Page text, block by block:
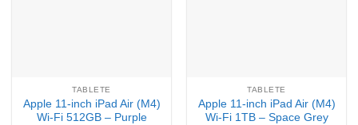
TABLETE
Apple 11-inch iPad Air (M4)
Wi-Fi 512GB – Purple
TABLETE
Apple 11-inch iPad Air (M4)
Wi-Fi 1TB – Space Grey